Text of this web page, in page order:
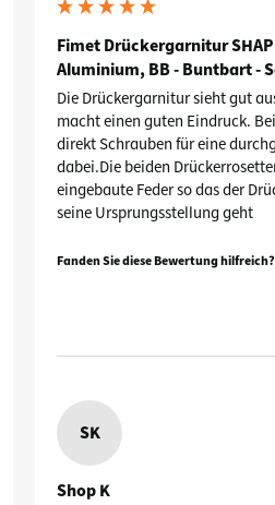
Fimet Drückergarnitur
Aluminium, BB - Buntbart -
Die Drückergarnitur sieht gut
macht einen guten Eindruck.
direkt Schrauben für eine
dabei.Die beiden
eingebaute Feder so das der
seine Ursprungsstellung geht
Fanden Sie diese Bewertung hilfreich?
SK
Shop K